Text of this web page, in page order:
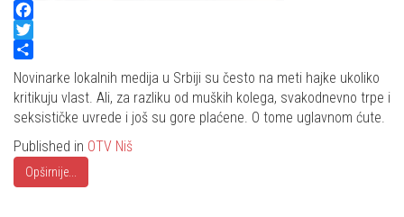
Facebook
Twitter
Share
Novinarke lokalnih medija u Srbiji su često na meti hajke ukoliko
kritikuju vlast. Ali, za razliku od muških kolega, svakodnevno trpe i
seksističke uvrede i još su gore plaćene. O tome uglavnom ćute.
Published in OTV Niš
Opširnije...